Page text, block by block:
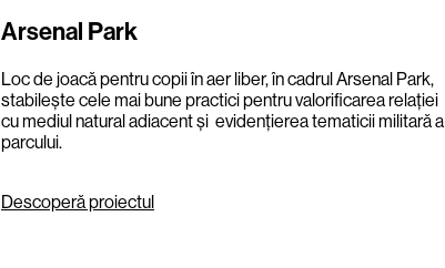
Arsenal Park
Loc de joacă pentru copii în aer liber, în cadrul Arsenal Park,
stabilește cele mai bune practici pentru valorificarea relației
cu mediul natural adiacent și evidențierea tematicii militară a
parcului.
Descoperă proiectul